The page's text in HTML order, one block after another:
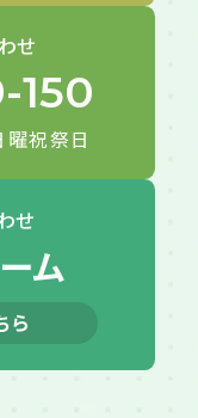
せ
150
祝祭日
せ
ム
ら